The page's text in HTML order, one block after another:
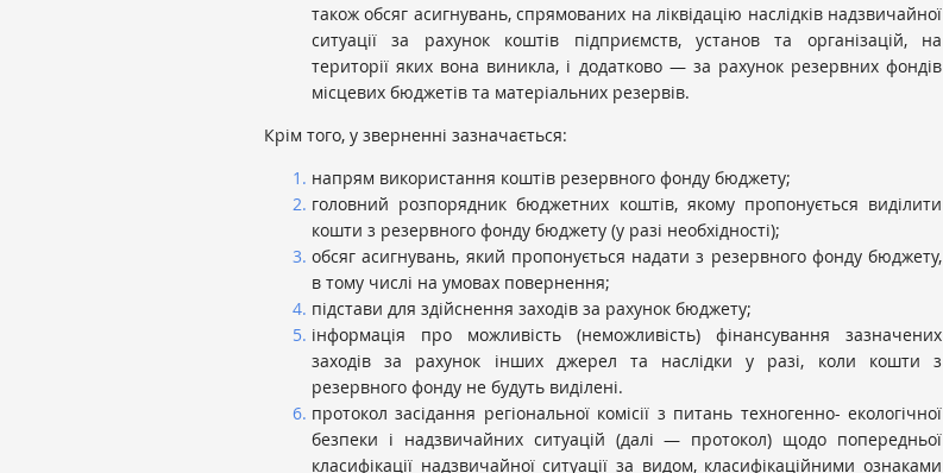
також обсяг асигнувань, спрямованих на ліквідацію наслідків надзвичайної
ситуації за рахунок коштів підприємств, установ та організацій, на
території яких вона виникла, і додатково — за рахунок резервних фондів
місцевих бюджетів та матеріальних резервів.
Крім того, у зверненні зазначається:
напрям використання коштів резервного фонду бюджету;
головний розпорядник бюджетних коштів, якому пропонується виділити
кошти з резервного фонду бюджету (у разі необхідності);
обсяг асигнувань, який пропонується надати з резервного фонду бюджету,
в тому числі на умовах повернення;
підстави для здійснення заходів за рахунок бюджету;
інформація про можливість (неможливість) фінансування зазначених
заходів за рахунок інших джерел та наслідки у разі, коли кошти з
резервного фонду не будуть виділені.
протокол засідання регіональної комісії з питань техногенно- екологічної
безпеки і надзвичайних ситуацій (далі — протокол) щодо попередньої
класифікації надзвичайної ситуації за видом, класифікаційними ознаками